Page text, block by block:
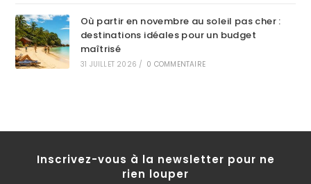
Où partir en novembre au soleil pas cher :
destinations idéales pour un budget
maîtrisé
31 JUILLET 2026 / 0 COMMENTAIRE
Inscrivez-vous à la newsletter pour ne
rien louper